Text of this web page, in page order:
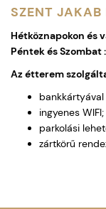
SZENT JAKAB
Hétköznapokon és
Péntek és Szombat :
Az étterem
ingyenes WIFI;
parkolási
zártkörű